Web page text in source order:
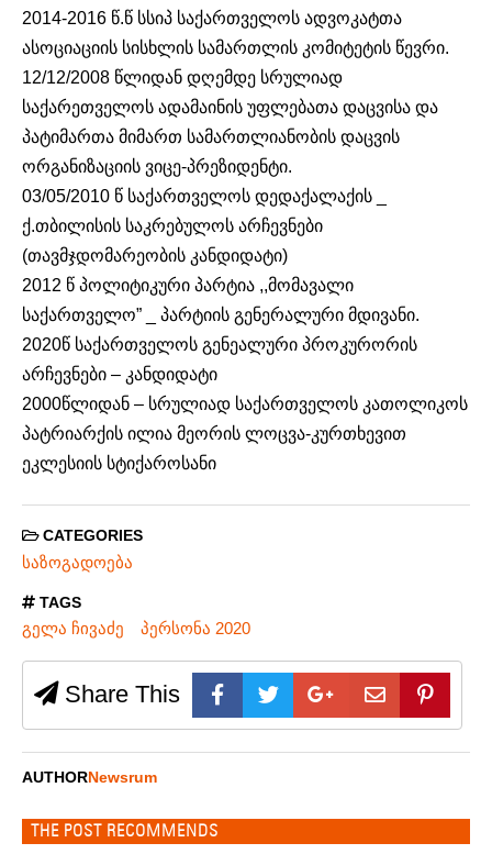
2014-2016 წ.წ სსიპ საქართველოს ადვოკატთა
ასოციაციის სისხლის სამართლის კომიტეტის წევრი.
12/12/2008 წლიდან დღემდე სრულიად
საქარეთველოს ადამაინის უფლებათა დაცვისა და
პატიმართა მიმართ სამართლიანობის დაცვის
ორგანიზაციის ვიცე-პრეზიდენტი.
03/05/2010 წ საქართველოს დედაქალაქის _
ქ.თბილისის საკრებულოს არჩევნები
(თავმჯდომარეობის კანდიდატი)
2012 წ პოლიტიკური პარტია ,,მომავალი
საქართველო” _ პარტიის გენერალური მდივანი.
2020წ საქართველოს გენეალური პროკურორის
არჩევნები – კანდიდატი
2000წლიდან – სრულიად საქართველოს კათოლიკოს
პატრიარქის ილია მეორის ლოცვა-კურთხევით
ეკლესიის სტიქაროსანი
CATEGORIES
საზოგადოება
TAGS
გელა ჩივაძე პერსონა 2020
Share This
AUTHORNewsrum
THE POST RECOMMENDS